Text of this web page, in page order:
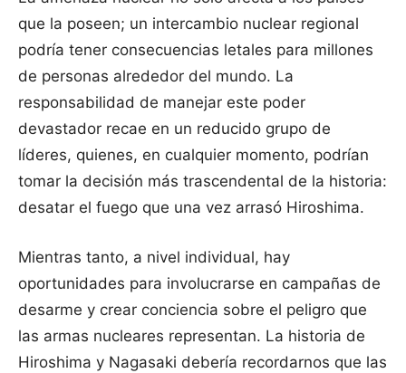
que la poseen; un intercambio nuclear regional
podría tener consecuencias letales para millones
de personas alrededor del mundo. La
responsabilidad de manejar este poder
devastador recae en un reducido grupo de
líderes, quienes, en cualquier momento, podrían
tomar la decisión más trascendental de la historia:
desatar el fuego que una vez arrasó Hiroshima.
Mientras tanto, a nivel individual, hay
oportunidades para involucrarse en campañas de
desarme y crear conciencia sobre el peligro que
las armas nucleares representan. La historia de
Hiroshima y Nagasaki debería recordarnos que las